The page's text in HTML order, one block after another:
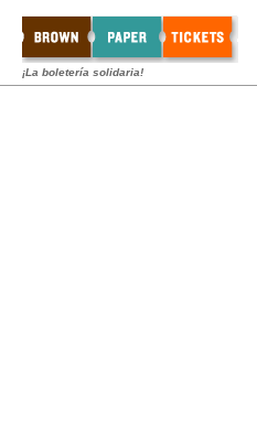
¡La boletería solidaria!